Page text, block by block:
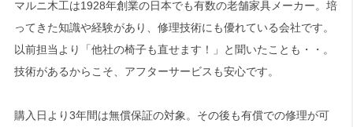
マルニ木工は1928年創業の日本でも有数の老舗家具メーカー。培
ってきた知識や経験があり、修理技術にも優れている会社です。
以前担当より「他社の椅子も直せます！」と聞いたことも・・。
技術があるからこそ、アフターサービスも安心です。
購入日より3年間は無償保証の対象。その後も有償での修理が可